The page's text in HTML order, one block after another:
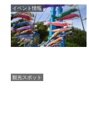
イベント情報
観光スポット